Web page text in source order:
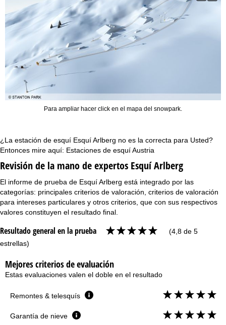
Para ampliar hacer click en el mapa del snowpark.
¿La estación de esquí Esquí Arlberg no es la correcta para Usted?
Entonces mire aquí: Estaciones de esquí Austria
Revisión de la mano de expertos Esquí Arlberg
El informe de prueba de Esquí Arlberg está integrado por las
categorías: principales criterios de valoración, criterios de valoración
para intereses particulares y otros criterios, que con sus respectivos
valores constituyen el resultado final.
Resultado general en la prueba
(4,8 de 5
estrellas)
Mejores criterios de evaluación
Estas evaluaciones valen el doble en el resultado
Remontes & telesquís
Garantía de nieve